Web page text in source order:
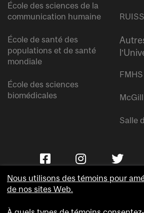
École des sciences de la
communication humaine
École de santé des
populations et de santé
mondiale
École des sciences
biomédicales
Salle
Nous utilisons des témoins pour
de nos sites Web.